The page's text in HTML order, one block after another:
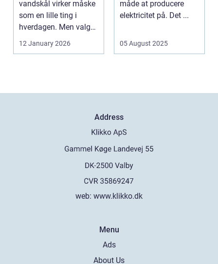
vandskål virker måske
som en lille ting i
hverdagen. Men valg
af sk&arin...
12 January 2026
måde at producere
elektricitet på. Det ...
05 August 2025
Address
web: www.klikko.dk
Menu
Ads
About Us